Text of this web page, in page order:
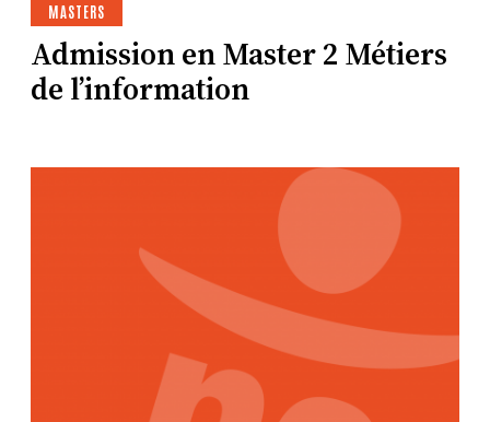
MASTERS
Admission en Master 2 Métiers
de l’information